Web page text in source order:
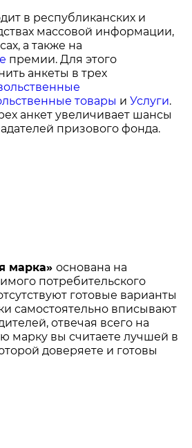
в республиканских и
массовой информации,
а также на
премии. Для этого
анкеты в трех
товары иУслуги.
анкет увеличивает шансы
призового фонда.
Фото:АиФ/Татьяна Лазарева.
потребительского
готовые варианты
отвечая всего на